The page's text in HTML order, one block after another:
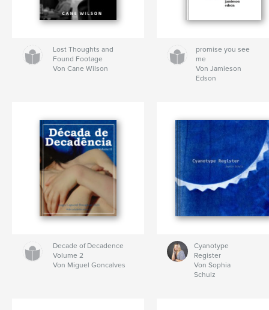
Lost Thoughts and
Found Footage
Von Cane Wilson
promise you see
me
Von Jamieson
Edson
Decade of Decadence
Volume 2
Von Miguel Goncalves
Cyanotype
Register
Von Sophia
Schulz